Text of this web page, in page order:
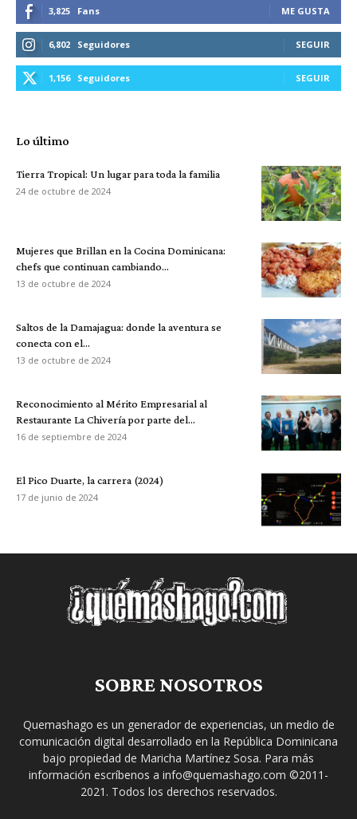
3,825 Fans ME GUSTA
6,802 Seguidores SEGUIR
1,156 Seguidores SEGUIR
Lo último
Tierra Tropical: Un lugar para toda la familia
24 de octubre de 2024
Mujeres que Brillan en la Cocina Dominicana:
chefs que continuan cambiando...
13 de octubre de 2024
Saltos de la Damajagua: donde la aventura se
conecta con el...
13 de octubre de 2024
Reconocimiento al Mérito Empresarial al
Restaurante La Chivería por parte del...
16 de septiembre de 2024
El Pico Duarte, la carrera (2024)
17 de junio de 2024
SOBRE NOSOTROS
Quemashago es un generador de experiencias, un medio de
comunicación digital desarrollado en la República Dominicana
bajo propiedad de Maricha Martínez Sosa. Para más
información escríbenos a info@quemashago.com ©2011-
2021. Todos los derechos reservados.